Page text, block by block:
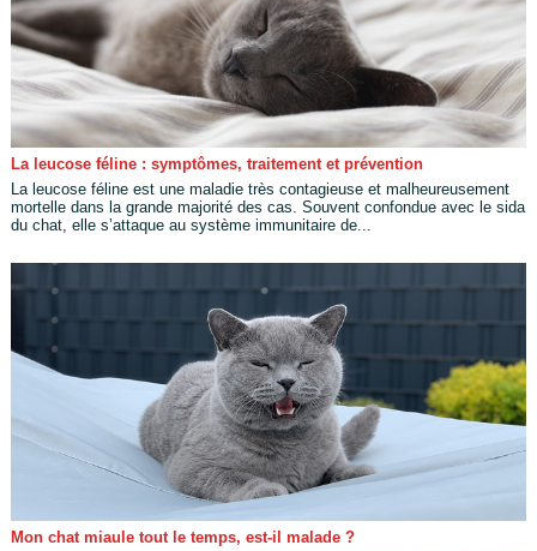
La leucose féline : symptômes, traitement et prévention
La leucose féline est une maladie très contagieuse et malheureusement
mortelle dans la grande majorité des cas. Souvent confondue avec le sida
du chat, elle s’attaque au système immunitaire de...
Mon chat miaule tout le temps, est-il malade ?